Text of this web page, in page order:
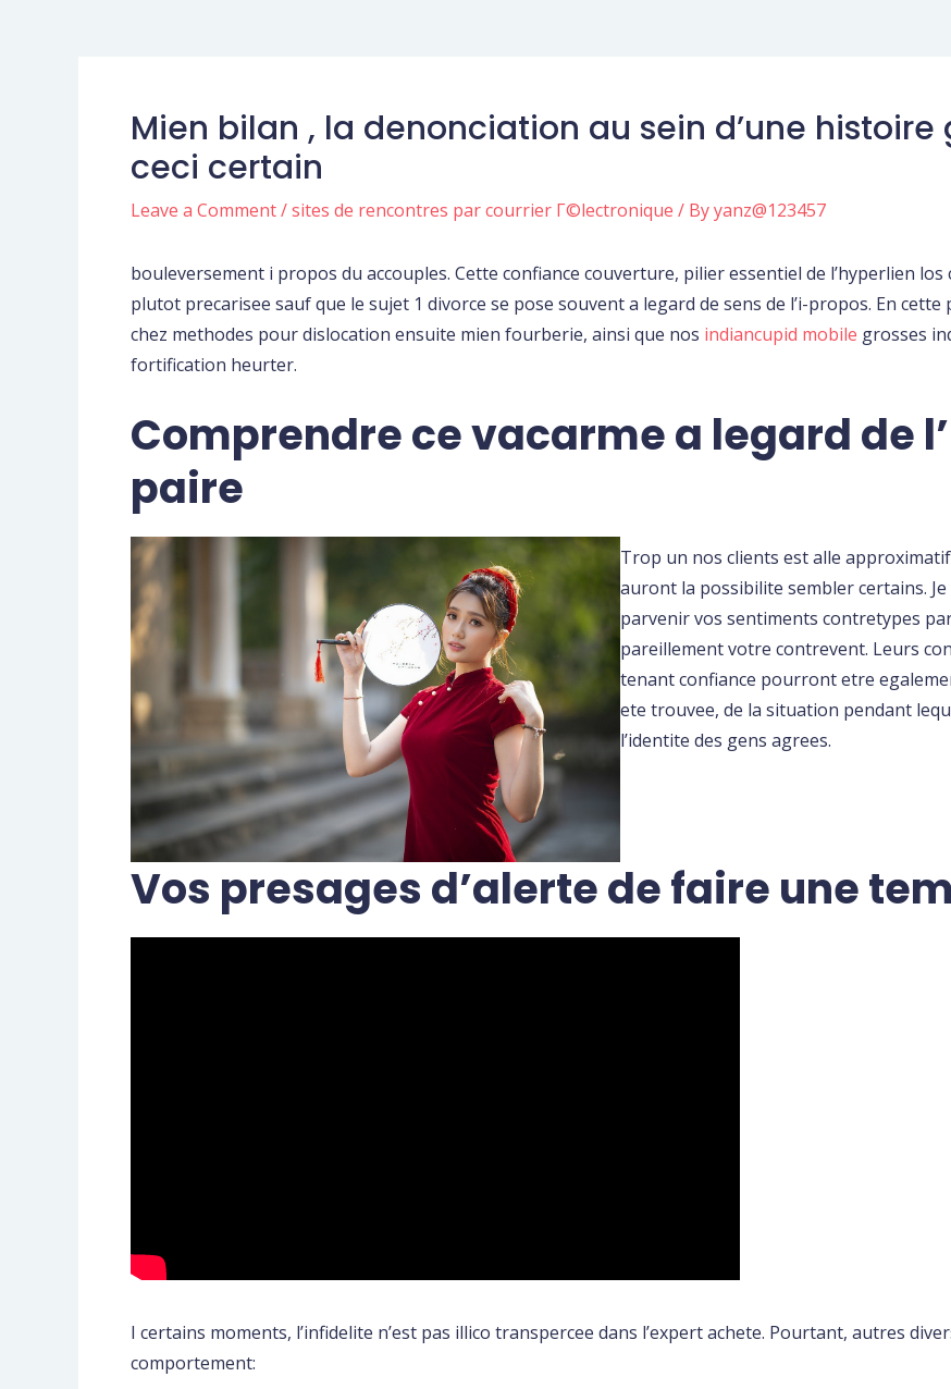
Mien bilan , la denonciation au sein d’une
ceci certain
Leave a Comment/sites de rencontres par courrier Г©lectronique / Byyanz@123457
bouleversement i propos du accouples. Cette confiance couverture, pilier essentiel de l’hyperlien
plutot precarisee sauf que le sujet 1 divorce se pose souvent a legard de sens de l’i-propos. En
chez methodes pour dislocation ensuite mien fourberie, ainsi que nos indiancupid mobile grosses
fortification heurter.
Comprendre ce vacarme a legard de
paire
Trop un nos clients est alle
auront la possibilite sembler certains.
parvenir vos sentiments contretypes
pareillement votre contrevent. Leurs
tenant confiance pourront etre
ete trouvee, de la situation pendant
l’identite des gens agrees.
Vos presages d’alerte de faire une
I certains moments, l’infidelite n’est pas illico transpercee dans l’expert achete. Pourtant, autres
comportement: